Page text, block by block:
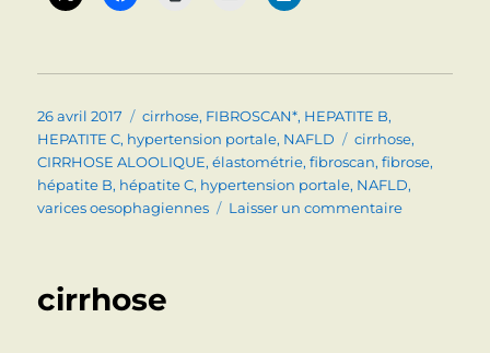
Publié
le
26 avril 2017 Catégories
cirrhose, FIBROSCAN*, HEPATITE B,
HEPATITE C, hypertension portale, NAFLD Étiquettes
cirrhose,
CIRRHOSE ALOOLIQUE,élastométrie,fibroscan,fibrose,
hépatite B, hépatite C, hypertension portale, NAFLD,
varices oesophagiennes
Laisser un commentairesur
cirrhose